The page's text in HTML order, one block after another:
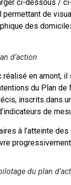
ci-dessous /
permettant de
des
d’action
en amont, il
du Plan de
inscrits dans
de
à l’atteinte
du plan